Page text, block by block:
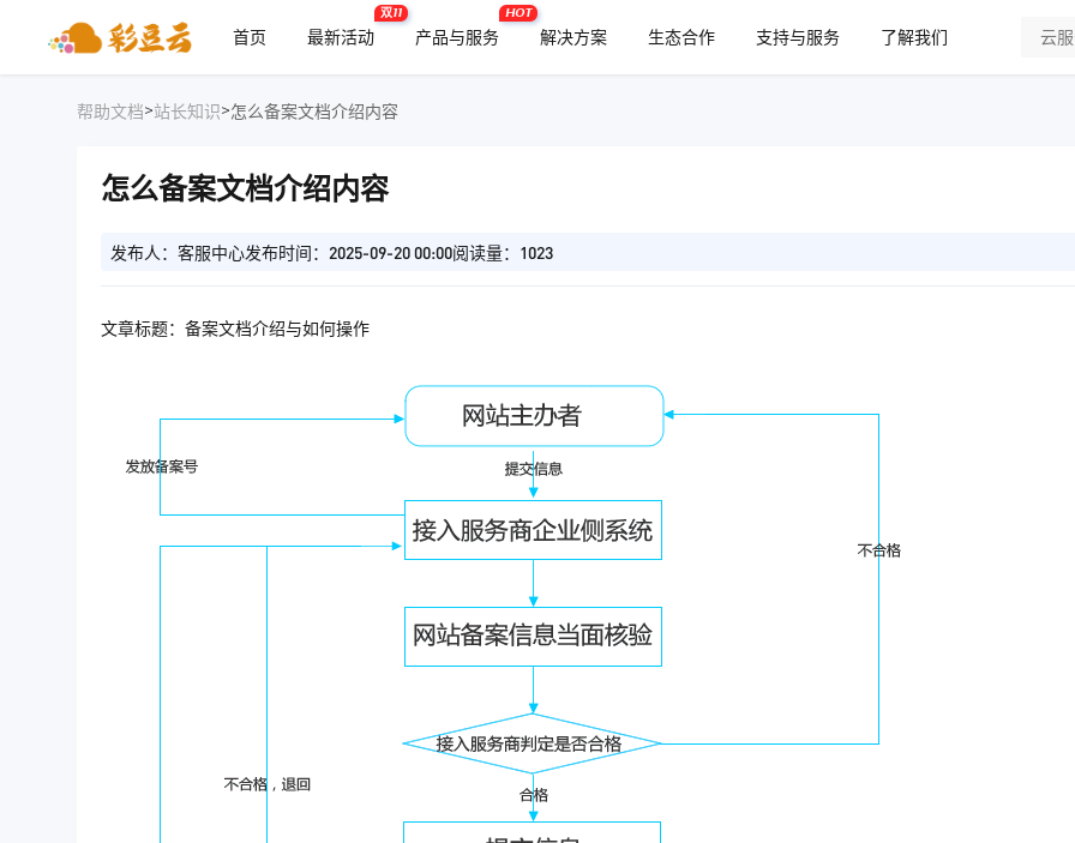
首页 最新活动
双11
产品与服务
HOT
解决方案 生态合作 支持与服务 了解我们
帮助文档>站长知识>怎么备案文档介绍内容
怎么备案文档介绍内容
发布人：客服中心发布时间：2025-09-20 00:00阅读量：1023
文章标题：备案文档介绍与如何操作